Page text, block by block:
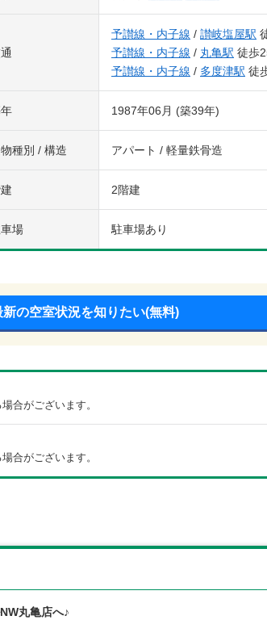
予讃線・内子線 / 讃岐塩屋駅
予讃線・内子線 / 丸亀駅 徒歩
予讃線・内子線 / 多度津駅 徒
1987年06月 (築39年)
種別 / 構造 アパート / 軽量鉄骨造
2階建
場 駐車場あり
新の空室状況を知りたい(無料)
合がございます。
合がございます。
丸亀店へ♪